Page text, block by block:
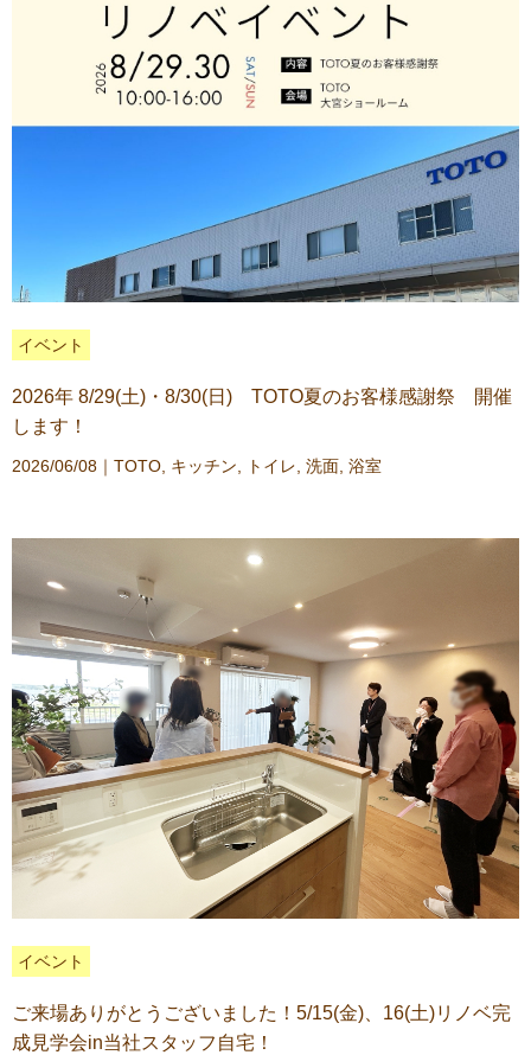
イベント
2026年 8/29(土)・8/30(日) TOTO夏のお客様感謝祭 開催
します！
2026/06/08｜ TOTO キッチン トイレ 洗面 浴室
イベント
ご来場ありがとうございました！5/15(金)、16(土)リノベ完
成見学会in当社スタッフ自宅！